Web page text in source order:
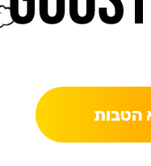
הטבות